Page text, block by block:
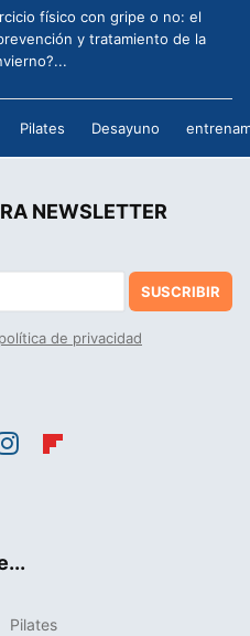
físico con gripe o no: el
y tratamiento de la
Pilates Desayuno
NEWSLETTER
SUSCRIBIR
política de privacidad
Pilates